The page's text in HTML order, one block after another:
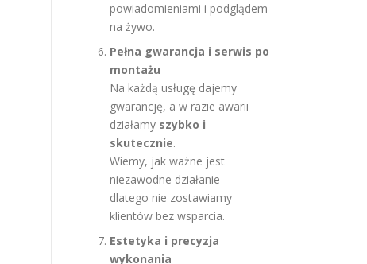
powiadomieniami i podglądem
na żywo.
Pełna gwarancja i serwis po
montażu
Na każdą usługę dajemy
gwarancję, a w razie awarii
działamy szybko i
skutecznie.
Wiemy, jak ważne jest
niezawodne działanie —
dlatego nie zostawiamy
klientów bez wsparcia.
Estetyka i precyzja
wykonania